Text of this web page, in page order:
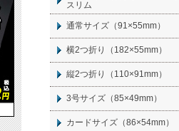
スリム
通常サイズ（91×55mm）
横2つ折り（182×55mm）
縦2つ折り（110×91mm）
3号サイズ（85×49mm）
カードサイズ（86×54mm）